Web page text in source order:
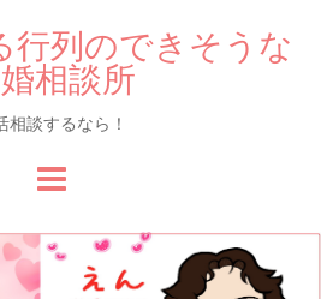
行列のできそうな
相談所
相談するなら！